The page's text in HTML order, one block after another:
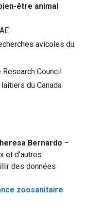
être animal
avicoles du
Council
du Canada
Bernardo –
et d’autres
des données
zoosanitaire